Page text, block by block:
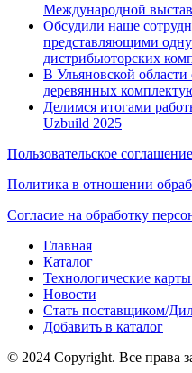
Международной
Обсудили наше
представляющими
дистрибьюторских
В Ульяновской области
деревянных
Делимся итогами
Uzbuild 2025
Пользовательское соглашение
Политика в отношении
Согласие на обработку
Главная
Каталог
Технологические
Новости
Стать поставщиком/
Добавить в каталог
© 2024 Copyright. Все права